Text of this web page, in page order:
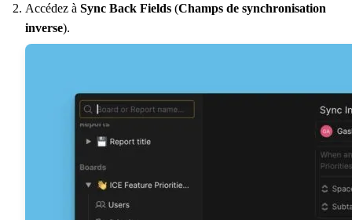
Accédez à Sync Back Fields (Champs de synchronisation
inverse).